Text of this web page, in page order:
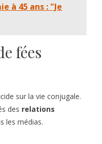
à 45 ans : "Je
fées
sur la vie conjugale.
des relations
les médias.